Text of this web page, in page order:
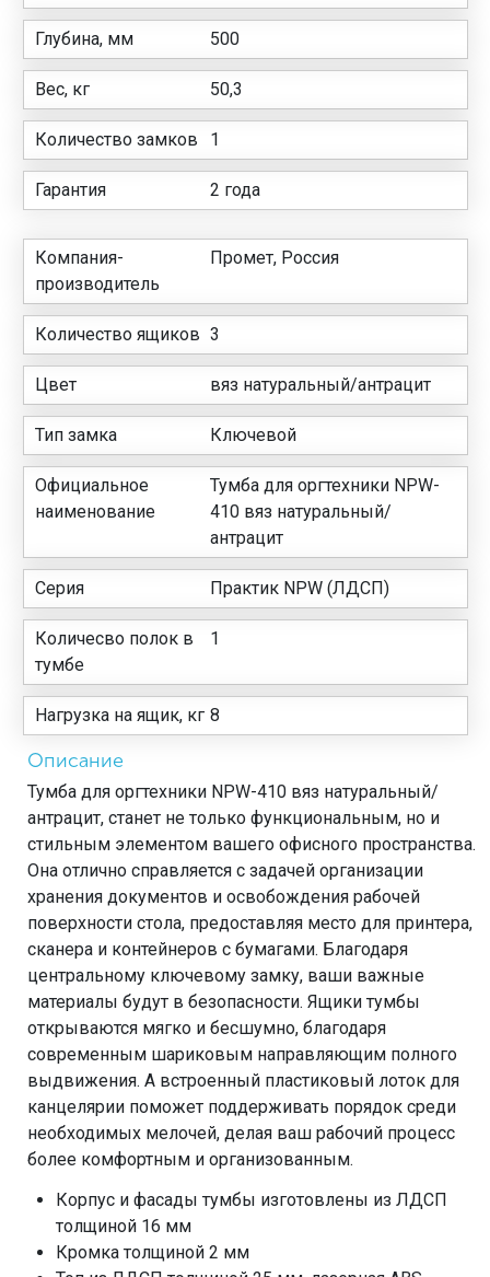
Глубина, мм 500
Вес, кг 50,3
Количество замков 1
Гарантия 2 года
Компания-
производитель
Промет, Россия
Количество ящиков 3
Цвет вяз натуральный/антрацит
Тип замка Ключевой
Официальное
наименование
Тумба для оргтехники NPW-
410 вяз натуральный/
антрацит
Серия Практик NPW (ЛДСП)
Количесво полок в
тумбе
1
Нагрузка на ящик, кг 8
Описание
Тумба для оргтехники NPW-410 вяз натуральный/
антрацит, станет не только функциональным, но и
стильным элементом вашего офисного пространства.
Она отлично справляется с задачей организации
хранения документов и освобождения рабочей
поверхности стола, предоставляя место для принтера,
сканера и контейнеров с бумагами. Благодаря
центральному ключевому замку, ваши важные
материалы будут в безопасности. Ящики тумбы
открываются мягко и бесшумно, благодаря
современным шариковым направляющим полного
выдвижения. А встроенный пластиковый лоток для
канцелярии поможет поддерживать порядок среди
необходимых мелочей, делая ваш рабочий процесс
более комфортным и организованным.
Корпус и фасады тумбы изготовлены из ЛДСП
толщиной 16 мм
Кромка толщиной 2 мм